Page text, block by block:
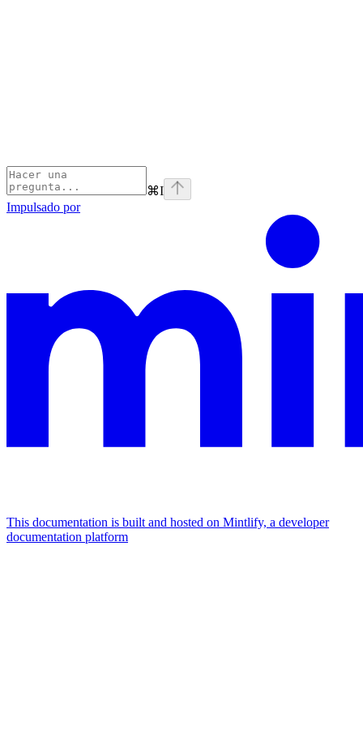
⌘I
Impulsado por
This documentation is built and hosted on Mintlify, a developer
documentation platform